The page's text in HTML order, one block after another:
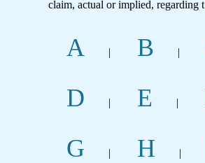
claim, actual or implied, regarding t
A | B |
D | E |
G | H |